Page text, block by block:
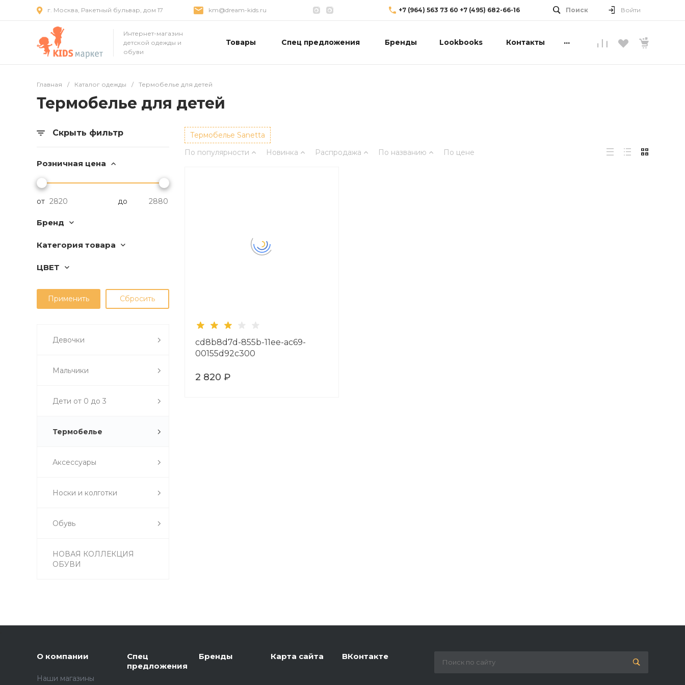
г. Москва, Ракетный бульвар, дом 17 km@dream-kids.ru +7 (964) 563 73 60 +7 (495) 682-66-16 Поиск Войти
Интернет-магазин
детской одежды и
обуви
Товары Спец предложения Бренды Lookbooks Контакты ...
Главная / Каталог одежды / Термобелье для детей
Термобелье для детей
Скрыть фильтр
Розничная цена
от до
Бренд
Категория товара
ЦВЕТ
Девочки
Мальчики
Дети от 0 до 3
Термобелье
Аксессуары
Носки и колготки
Обувь
НОВАЯ КОЛЛЕКЦИЯ
ОБУВИ
Термобелье Sanetta
По популярности
Новинка Распродажа По названию По цене
cd8b8d7d-855b-11ee-ac69-
00155d92c300
2 820 ₽
О компании
Наши магазины
Спец
предложения
Бренды Карта сайта ВКонтакте